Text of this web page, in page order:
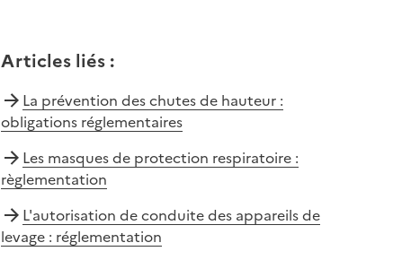
Articles liés:
La prévention des chutes de hauteur :
obligations réglementaires
Les masques de protection respiratoire :
règlementation
L'autorisation de conduite des appareils de
levage : réglementation